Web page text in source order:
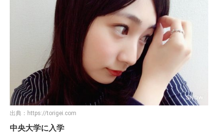
出典： https://torigei.com
中央大学に入学